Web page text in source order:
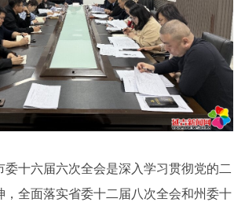
十六届六次全会是深入学习贯彻党的二
，全面落实省委十二届八次全会和州委十